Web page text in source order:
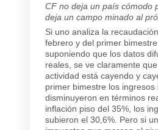
CF no deja un país cómodo
deja un campo minado al
Si uno analiza la
febrero y del primer
suponiendo que los datos
reales, se ve claramente
actividad está cayendo y
primer bimestre los ingresos
disminuyeron en términos
inflación piso del 35%, los
subieron el 30,6%. Pero si